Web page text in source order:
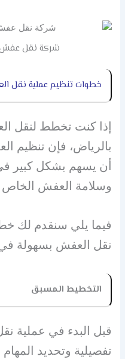
شركة نقل عفش
خطوات تنظيم عملية نقل
إذا كنت تخطط لنقل
بالرياض، فإن تنظيم
أن يسهم بشكل كبير
وسلامة العفش
فيما يلي سنقدم لك
نقل العفش بسهولة
التخطيط المسبق
قبل البدء في عملية
تفصيلية وتحديد